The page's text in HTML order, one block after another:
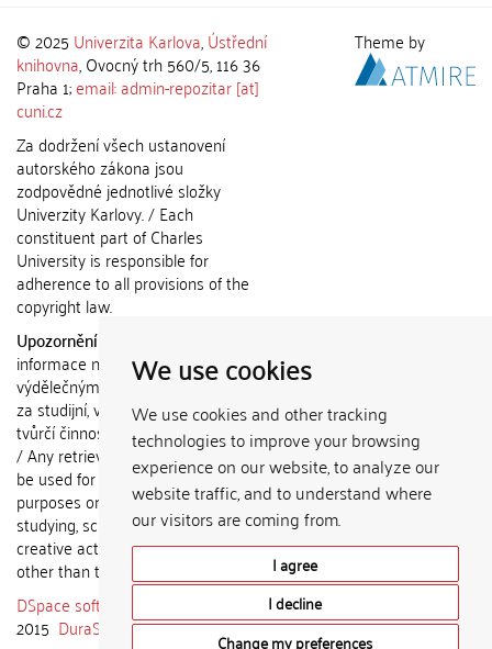
We use cookies
We use cookies and other tracking
technologies to improve your browsing
experience on our website, to analyze our
website traffic, and to understand where
our visitors are coming from.
I agree
I decline
Change my preferences
© 2025 Univerzita Karlova,Ústřední
knihovna, Ovocný trh 560/5, 116 36
Praha 1;email: admin-repozitar [at]
cuni.cz
Za dodržení všech ustanovení
autorského zákona jsou
zodpovědné jednotlivé složky
Univerzity Karlovy. / Each
constituent part of Charles
University is responsible for
adherence to all provisions of the
copyright law.
Upozornění / Notice:
informace nemohou být použity k
výdělečným účelům nebo vydávány
za studijní, vědeckou nebo jinou
tvůrčí činnost jiné osoby než autora.
/ Any retrieved information shall not
be used for any commercial
purposes or claimed as results of
studying, scientific or any other
creative activities of any person
other than the author.
DSpace software
2015 DuraSpace
Theme by